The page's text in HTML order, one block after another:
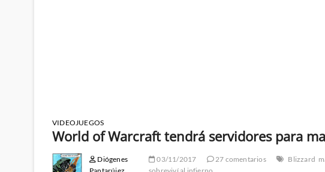
VIDEOJUEGOS
World of Warcraft tendrá servidores para
Diógenes
03/11/2017 27 comentarios Blizzard